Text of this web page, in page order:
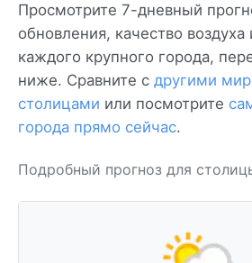
Просмотрите 7-дневный
обновления, качество воздуха
каждого крупного города,
ниже. Сравните с другими
столицами или посмотрите
города прямо сейчас.
Подробный прогноз для